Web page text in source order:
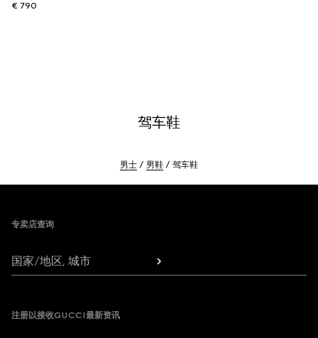
€ 790
驾车鞋
男士 男鞋 驾车鞋
专卖店查询
国家/地区, 城市
注册以接收GUCCI最新资讯